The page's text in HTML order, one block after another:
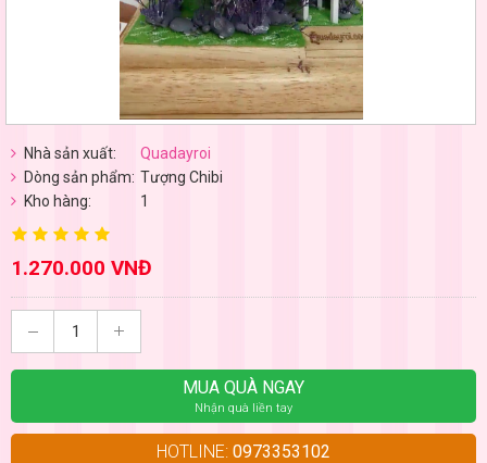
Nhà sản xuất:
Quadayroi
Dòng sản phẩm: Tượng Chibi
Kho hàng:
1
1.270.000 VNĐ
MUA QUÀ NGAY
Nhận quà liền tay
HOTLINE: 0973353102